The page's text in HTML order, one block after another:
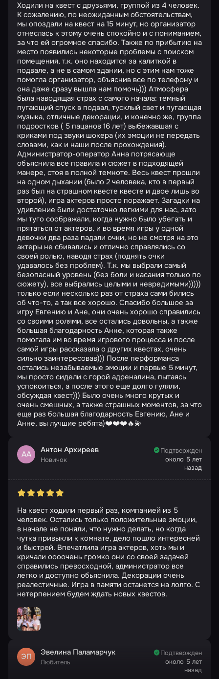
Ходили на квест с друзьями, группой из 4 человек.
К сожалению, по неожиданным обстоятельствам,
мы опоздали на квест на 15 минут, но организатор
отнеслась к этому очень спокойно и с пониманием,
за что ей огромное спасибо. Также по прибытию на
место появились некоторые проблемы с поиском
помещения, т.к. оно находится за калиткой в
подвале, а не в самом здании, но с этим нам тоже
помогла организатор, объяснив все по телефону и
она даже сразу вышла нам помочь))) Атмосфера
была наводящая страх с самого начала: темный
пугающий спуск в подвал, тусклый свет и пугающая
музыка, отличные декорации, и конечно же, группа
подростков ( 5 пацанов 16 лет) выбежавшая с
криками под звуки шокера (их эмоции не передать
словами, как и наши после прохождения).
Администратор-оператор Анна потрясающе
объяснила все правила и сюжет в подходящей
манере, стоя в полной темноте. Весь квест прошли
на одном дыхании (было 2 человека, кто в первый
раз был на страшном квесте квесте и двое лишь во
второй), игра актеров просто поражает. Загадки на
удивление были достаточно легкими для нас, зато
мы туго соображали, когда нужно было убегать и
прятаться от актеров, и во время игры у одной
девочки два раза падали очки, но не смотря на это
актеры не сбивались и отлично справлялись со
своей ролью, наводя страх (поднять очки
удавалось без проблем). Т.к. мы выбрали самый
безопасный уровень (без боли и касания только по
сюжету), все выбрались целыми и невредимыми)))))
только если несколько раз от страха сами бились
об что-то, а так все хорошо. Спасибо большое за
игру Евгению и Ане, они очень хорошо справились
со своими ролями, все остались довольны, а также
большая благодарность Анне, которая также
помогала им во время игрового процесса и после
самой игры рассказала о других квестах, очень
сильно заинтересовав))) После перформанса
остались незабываемые эмоции и первые 5 минут,
мы просто сидели с горой адреналина, пытаясь
успокоиться, а после этого еще долго гуляли,
обсуждая квест))) Было очень много крутых и
очень смешных, а также страшных моментов, за что
еще раз большая благодарность Евгению, Ане и
Анне, вы лучшие ребята)❤️❤️❤️🔥💫
АА Антон Архиреев
Новичок
Подтвержден
около 5 лет
назад
На квест ходили первый раз, компанией из 5
человек. Остались только положительные эмоции,
в начале не поняли, что нужно делать, но когда
чутка привыкли к комнате, дело пошло интересней
и быстрей. Впечатлила игра актеров, хоть мы и
кричали оооочень громко они со своей задачей
справились превосходной, администратор все
легко и доступно обьяснила. Декорации очень
реалестичные. Игра в памяти останется на лолго. С
нетерпением будем ждать новых квестов.
ЭП Эвелина Паламарчук
Любитель
Подтвержден
около 5 лет
назад